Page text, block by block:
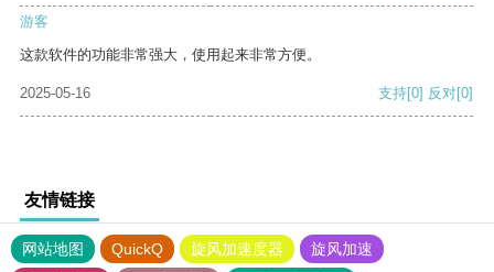
游客
这款软件的功能非常强大，使用起来非常方便。
2025-05-16 支持[0] 反对[0]
友情链接
网站地图 QuickQ 旋风加速度器
旋风加速